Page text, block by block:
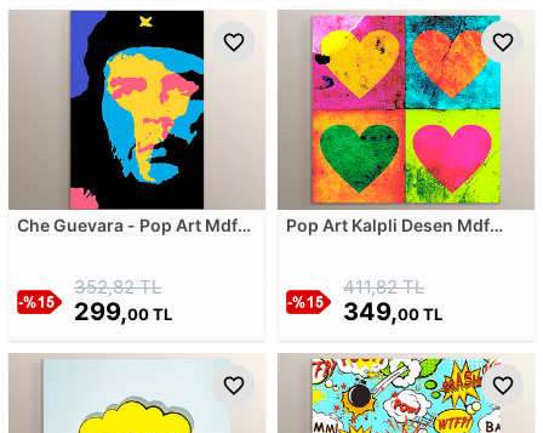
Che Guevara - Pop Art Mdf
352,82 TL
299,00 TL
Pop Art Kalpli Desen Mdf
411,82 TL
349,00 TL